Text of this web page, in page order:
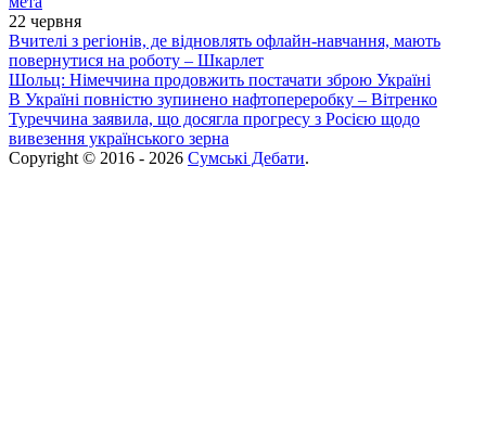
22 червня
Вчителі з регіонів, де відновлять офлайн-навчання, мають
повернутися на роботу – Шкарлет
Шольц: Німеччина продовжить постачати зброю Україні
В Україні повністю зупинено нафтопереробку – Вітренко
Туреччина заявила, що досягла прогресу з Росією щодо
вивезення українського зерна
Copyright © 2016 - 2026 Сумські Дебати.